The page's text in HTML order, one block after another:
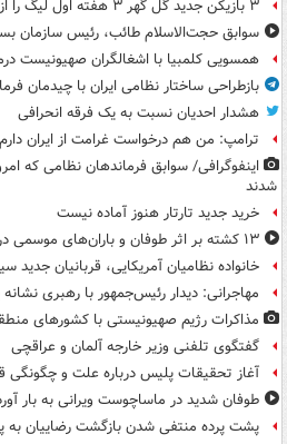
۳ بازیکن جدید گل گهر ۳ هفته اول لیگ را از دست دادند
سوابق حجت‌الاسلام طائب، رئیس سازمان
همسویی کلمبیا با اشغالگران صهیونیست
بازطراحی ساختار نظامی ایران با چیدمان
هشدار احدیان نسبت به یک فرقه انحرافی
ترامپ: من هم درخواست غرامت از ایران
اینفوگرافی/ سوابق فرماندهان نظامی که
شدند
خرید جدید تارتار هنوز آماده نیست
۱۳ کشته بر اثر طوفان و باران‌های موسمی در فیلیپین
خانواده نظامیان آمریکایی، قربانیان
مهاجرانی: دیدار رئیس‌جمهور با رهبری
مذاکرات رژیم صهیونیستی با کشورهای
گفتگوی تلفنی وزیر خارجه آلمان و عراقچی
آغاز تحقیقات پلیس درباره علت و چگونگی
طوفان شدید در ماساچوست ویرانی به بار
پشت پرده منتفی شدن بازگشت رضاییان به